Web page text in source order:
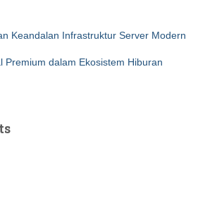
Keandalan Infrastruktur Server Modern
Premium dalam Ekosistem Hiburan